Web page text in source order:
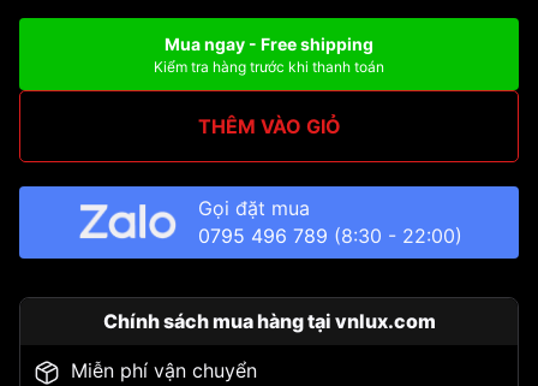
Mua ngay - Free shipping
Kiểm tra hàng trước khi thanh toán
THÊM VÀO GIỎ
Gọi đặt mua
0795 496 789 (8:30 - 22:00)
Chính sách mua hàng tại vnlux.com
Miễn phí vận chuyển